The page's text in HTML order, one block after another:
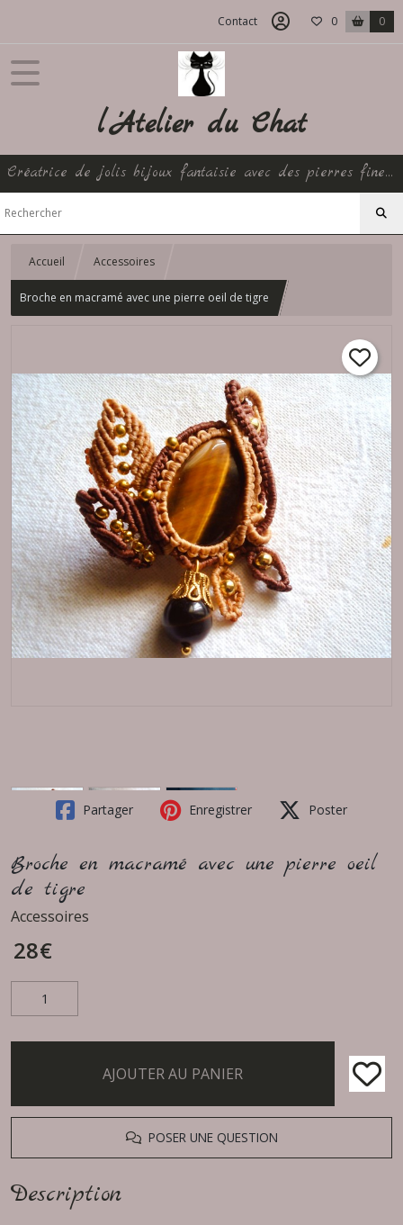
Contact 0 0
l 'Atelier du Chat
Créatrice de jolis bijoux fantaisie avec des pierres fines et perles artisanales créés avec amour pour le bonheur de tous
Accueil Accessoires
Broche en macramé avec une pierre oeil de tigre
Partager Enregistrer Poster
Broche en macramé avec une pierre oeil
de tigre
Accessoires
28€
AJOUTER AU PANIER
POSER UNE QUESTION
Description